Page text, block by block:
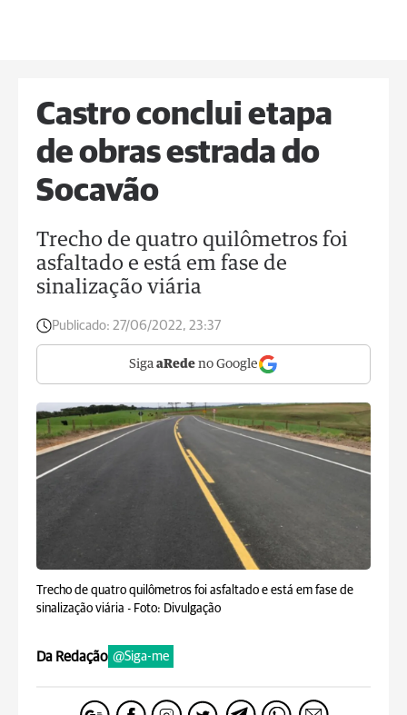
Castro conclui etapa
de obras estrada do
Socavão
Trecho de quatro quilômetros foi
asfaltado e está em fase de
sinalização viária
Publicado: 27/06/2022, 23:37
Siga aRede no Google
Trecho de quatro quilômetros foi asfaltado e está em fase de
sinalização viária - Foto: Divulgação
Da Redação @Siga-me